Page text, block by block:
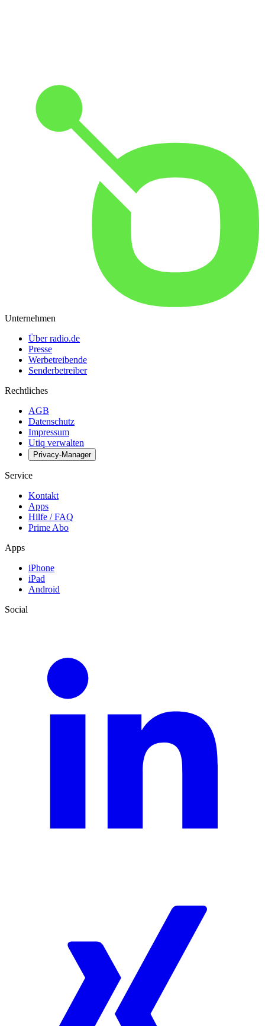
Unternehmen
Über radio.de
Presse
Werbetreibende
Senderbetreiber
Rechtliches
AGB
Datenschutz
Impressum
Utiq verwalten
Privacy-Manager
Service
Kontakt
Apps
Hilfe / FAQ
Prime Abo
Apps
iPhone
iPad
Android
Social